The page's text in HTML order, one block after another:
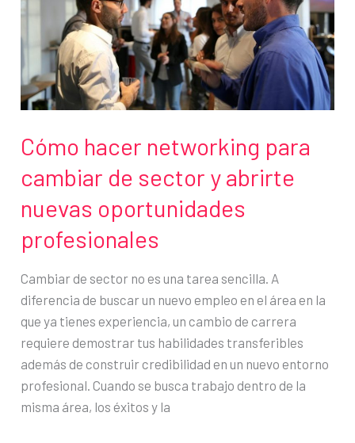
oficina
casa
Cómo hacer networking para
cambiar de sector y abrirte
nuevas oportunidades
profesionales
Cambiar de sector no es una tarea sencilla. A
diferencia de buscar un nuevo empleo en el área en la
que ya tienes experiencia, un cambio de carrera
requiere demostrar tus habilidades transferibles
además de construir credibilidad en un nuevo entorno
profesional. Cuando se busca trabajo dentro de la
misma área, los éxitos y la